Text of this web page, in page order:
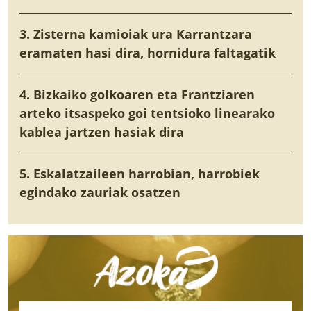
3. Zisterna kamioiak ura Karrantzara
eramaten hasi dira, hornidura faltagatik
4. Bizkaiko golkoaren eta Frantziaren
arteko itsaspeko goi tentsioko linearako
kablea jartzen hasiak dira
5. Eskalatzaileen harrobian, harrobiek
egindako zauriak osatzen